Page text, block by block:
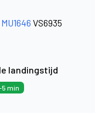
MU1646 VS6935
landingstijd
5 min